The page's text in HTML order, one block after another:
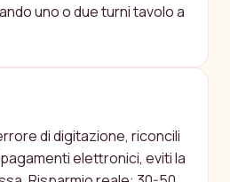
uno o due turni tavolo a
di digitazione, riconcili
elettronici, eviti la